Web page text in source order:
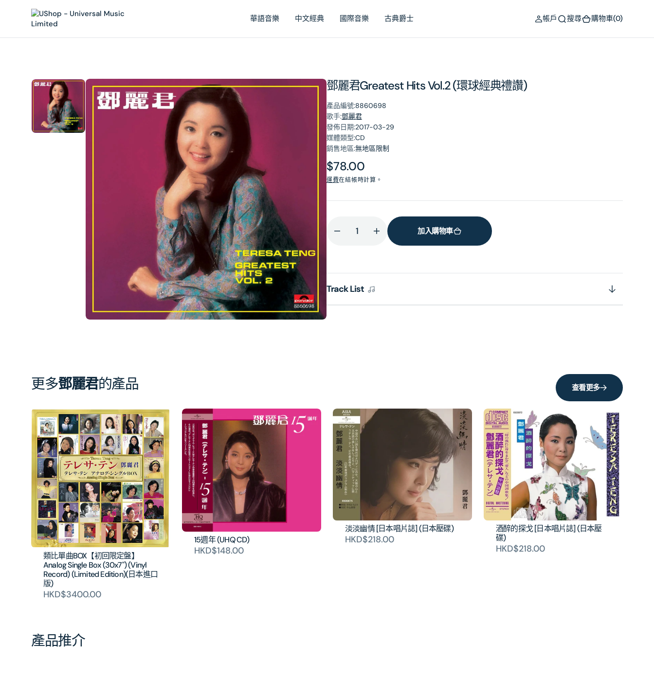
華語音樂 中文經典 國際音樂 古典爵士 帳戶 搜尋 購物車(0)
鄧麗君Greatest Hits Vol.2 (環球經典禮讚)
產品編號:8860698
歌手:鄧麗君
發佈日期:2017-03-29
媒體類型:CD
銷售地區:無地區限制
原
價
$78.00
運費在結帳時計算。
麗
君
Greatest
的
數
量
增
麗
Greatest
加入購物車
Track List
相
簿
中
開
啟
第
1
張
圖
更多鄧麗君的產品 查看更多
類比單曲BOX【初回限定盤】
Analog Single Box (30x7") (Vinyl
Record) (Limited Edition)(日本進口
版)
HKD$3400.00
15週年 (UHQ CD)
HKD$148.00
淡淡幽情 [日本唱片誌] (日本壓碟)
HKD$218.00
酒醉的探戈 [日本唱片誌] (日本壓
碟)
HKD$218.00
產品推介